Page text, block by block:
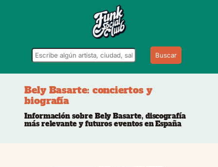
Buscar
Bely Basarte: conciertos y
biografía
Información sobre Bely Basarte, discografía
más relevante y futuros eventos en España